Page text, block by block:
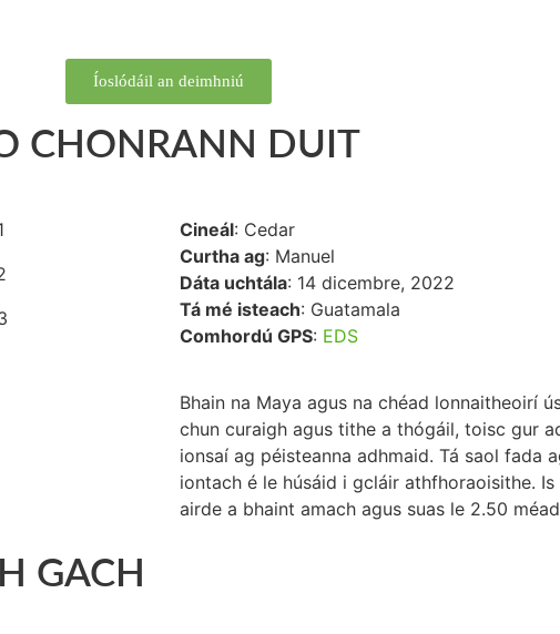
Íoslódáil an deimhniú
CHONRANN DUIT
Cineál: Cedar
Curtha ag: Manuel
Dáta uchtála: 14 dicembre, 2022
Tá mé isteach: Guatamala
Comhordú GPS: EDS
Bhain na Maya agus na chéad lonnaitheoirí
chun curaigh agus tithe a thógáil, toisc gur
ionsaí ag péisteanna adhmaid. Tá saol fada
iontach é le húsáid i gcláir athfhoraoisithe.
airde a bhaint amach agus suas le 2.50
GACH